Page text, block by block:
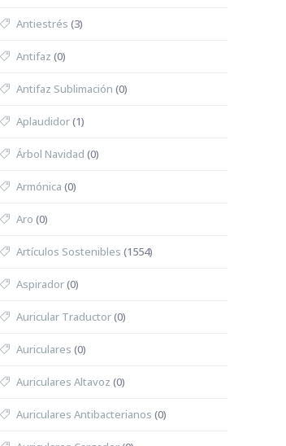
Antiestrés (3)
Antifaz (0)
Antifaz Sublimación (0)
Aplaudidor(1)
Árbol Navidad (0)
Armónica (0)
Aro (0)
Artículos Sostenibles (1554)
Aspirador(0)
Auricular Traductor(0)
Auriculares (0)
Auriculares Altavoz (0)
Auriculares Antibacterianos (0)